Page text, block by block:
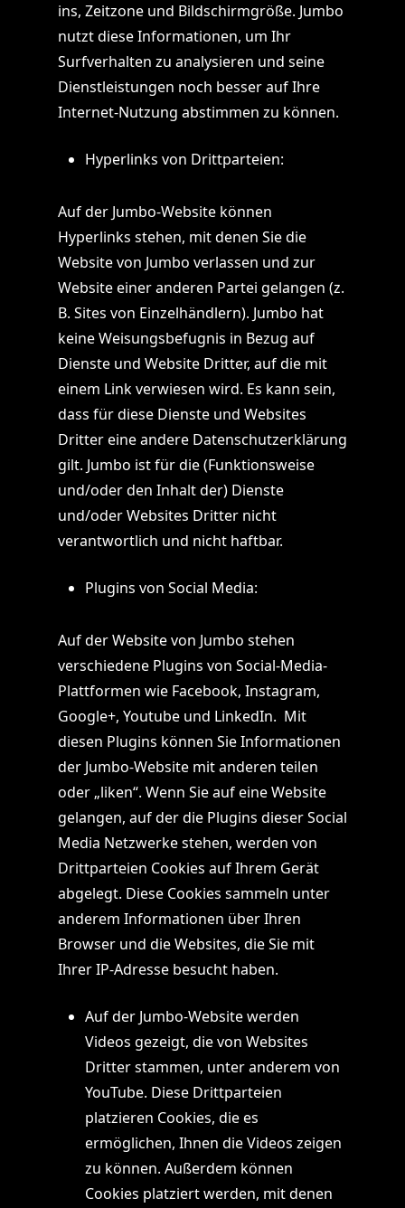
ins, Zeitzone und Bildschirmgröße. Jumbo
nutzt diese Informationen, um Ihr
Surfverhalten zu analysieren und seine
Dienstleistungen noch besser auf Ihre
Internet-Nutzung abstimmen zu können.
Hyperlinks von Drittparteien:
Auf der Jumbo-Website können
Hyperlinks stehen, mit denen Sie die
Website von Jumbo verlassen und zur
Website einer anderen Partei gelangen (z.
B. Sites von Einzelhändlern). Jumbo hat
keine Weisungsbefugnis in Bezug auf
Dienste und Website Dritter, auf die mit
einem Link verwiesen wird. Es kann sein,
dass für diese Dienste und Websites
Dritter eine andere Datenschutzerklärung
gilt. Jumbo ist für die (Funktionsweise
und/oder den Inhalt der) Dienste
und/oder Websites Dritter nicht
verantwortlich und nicht haftbar.
Plugins von Social Media:
Auf der Website von Jumbo stehen
verschiedene Plugins von Social-Media-
Plattformen wie Facebook, Instagram,
Google+, Youtube und LinkedIn. Mit
diesen Plugins können Sie Informationen
der Jumbo-Website mit anderen teilen
oder „liken“. Wenn Sie auf eine Website
gelangen, auf der die Plugins dieser Social
Media Netzwerke stehen, werden von
Drittparteien Cookies auf Ihrem Gerät
abgelegt. Diese Cookies sammeln unter
anderem Informationen über Ihren
Browser und die Websites, die Sie mit
Ihrer IP-Adresse besucht haben.
Auf der Jumbo-Website werden
Videos gezeigt, die von Websites
Dritter stammen, unter anderem von
YouTube. Diese Drittparteien
platzieren Cookies, die es
ermöglichen, Ihnen die Videos zeigen
zu können. Außerdem können
Cookies platziert werden, mit denen